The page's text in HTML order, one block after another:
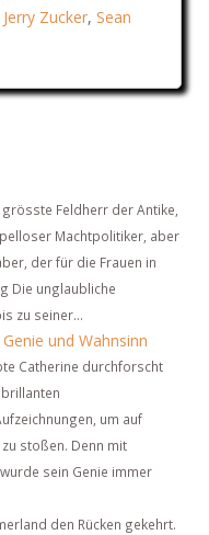
Jerry Zucker, Sean
Feldherr der Antike,
Machtpolitiker, aber
der für die Frauen in
Die unglaubliche
zu seiner...
und Wahnsinn
Catherine durchforscht
um auf
stoßen. Denn mit
sein Genie immer
den Rücken gekehrt.